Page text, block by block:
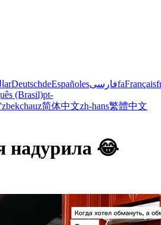
arDeutschdeEspañolesفارسیfaFrançais
(Brasil)pt-
uz简体中文zh-hans繁體中文
надурила 😂